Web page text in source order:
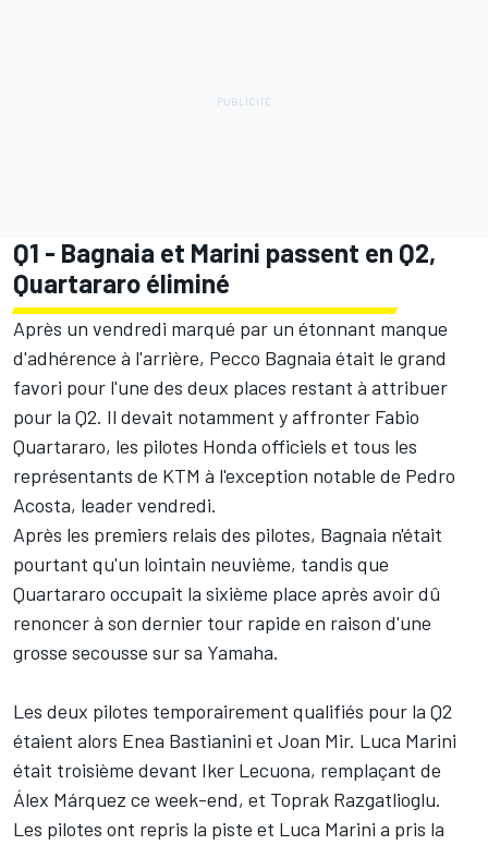
Q1 - Bagnaia et Marini passent en Q2,
Quartararo éliminé
Après un vendredi marqué par un étonnant manque
d'adhérence à l'arrière, Pecco Bagnaia était le grand
favori pour l'une des deux places restant à attribuer
pour la Q2. Il devait notamment y affronter Fabio
Quartararo, les pilotes Honda officiels et tous les
représentants de KTM à l'exception notable de Pedro
Acosta, leader vendredi.
Après les premiers relais des pilotes, Bagnaia n'était
pourtant qu'un lointain neuvième, tandis que
Quartararo occupait la sixième place après avoir dû
renoncer à son dernier tour rapide en raison d'une
grosse secousse sur sa Yamaha.
Les deux pilotes temporairement qualifiés pour la Q2
étaient alors Enea Bastianini et Joan Mir. Luca Marini
était troisième devant Iker Lecuona, remplaçant de
Álex Márquez ce week-end, et Toprak Razgatlioglu.
Les pilotes ont repris la piste et Luca Marini a pris la